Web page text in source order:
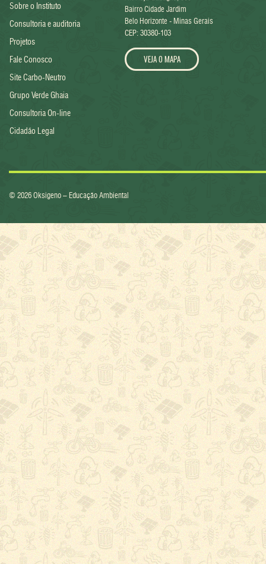
Sobre o Instituto
Consultoria e auditoria
Projetos
Fale Conosco
Site Carbo-Neutro
Grupo Verde Ghaia
Consultoria On-line
Cidadão Legal
Bairro Cidade Jardim
Belo Horizonte - Minas Gerais
CEP: 30380-103
VEJA O MAPA
© 2026 Oksigeno – Educação Ambiental